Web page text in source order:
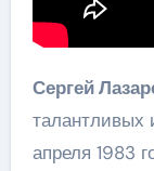
Сергей
талантливых
апреля 1983